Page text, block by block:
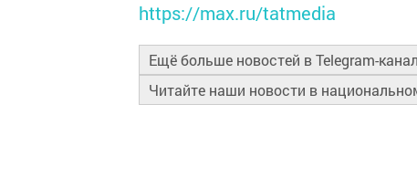
https://max.ru/tatmedia
Ещё больше новостей в Telegram-
Читайте наши новости в